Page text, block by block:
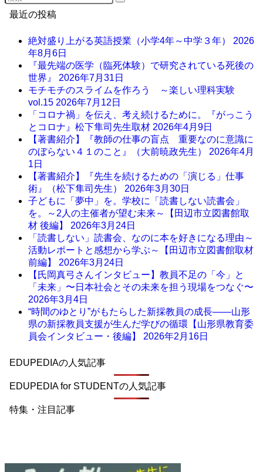
最近の投稿
絶対盛り上がる英語授業（小学4年～中学３年） 2026
年8月6日
『最先端の医学（臨死体験）で研究されている死後の
世界』 2026年7月31日
モチモチのスライムを作ろう ～楽しい理科実験
vol.15 2026年7月12日
「コロナ禍」を伝え、考え続けるために。『がっこう
とコロナ』松下隼司先生取材 2026年4月9日
【著書紹介】『教師の仕事の盲点 重要なのに意識に
のぼらない４１のこと』（大前暁政先生） 2026年4月
1日
【著書紹介】『先生を続けるための「演じる」仕事
術』（松下隼司先生） 2026年3月30日
子どもに「夢中」を。学校に「読書しない読書会」
を。～2人の主催者が望む未来～【田辺市立図書館取
材 後編】 2026年3月24日
「読書しない」読書会、なのに本を好きになる理由～
活動レポートと感想から学ぶ～【田辺市立図書館取材
前編】 2026年3月24日
【氏岡真弓さんインタビュー】教員不足の「今」と
「未来」〜日本社会とその未来を担う現場をつなぐ〜
2026年3月4日
“時間のゆとり”がもたらした新採教員の成長――山形
県の新採教員支援が生んだ学びの循環【山形県教育委
員会インタビュー・後編】 2026年2月16日
EDUPEDIAの人気記事
EDUPEDIA for STUDENTの人気記事
特集・注目記事